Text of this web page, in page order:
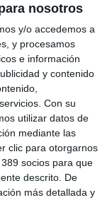
nosotros
y/o accedemos a
y procesamos
e información
y contenido
Con su
utilizar datos de
mediante las
clic para otorgarnos
socios para que
descrito. De
más detallada y
1 año